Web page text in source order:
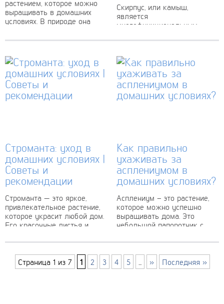
растением, которое можно
выращивать в домашних
условиях. В природе она
субтропическом климате, а
Скирпус, или камыш,
является
многофункциональным
широкое применение не
и в домашней среде. Это
высокое травянистое
растение с...
Строманта: уход в
домашних условиях |
Советы и
рекомендации
Строманта — это яркое,
привлекательное растение,
которое украсит любой дом.
Его красочные листья и
делают его популярным
Строманта известна...
Как правильно
ухаживать за
асплениумом в
домашних условиях?
Асплениум – это растение,
которое можно успешно
выращивать дома. Это
небольшой папоротник с
листьями, который
и неприхотливостью.
Асплениум популярен
Страница 1 из 7 1 2 3 4 5 » Последняя »